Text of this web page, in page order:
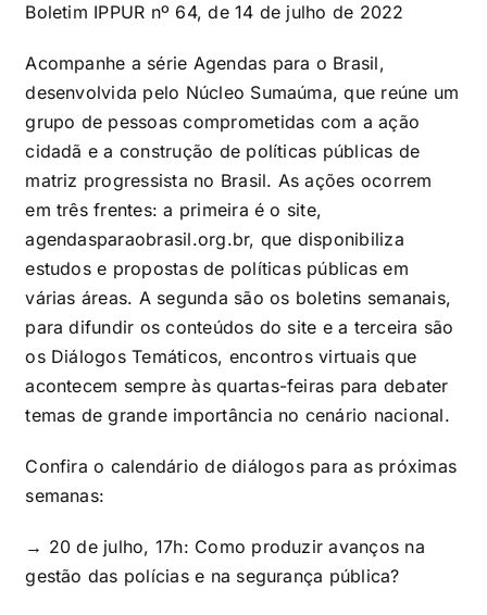
Boletim IPPUR nº 64, de 14 de julho de 2022
Acompanhe a série Agendas para o Brasil,
desenvolvida pelo Núcleo Sumaúma, que reúne um
grupo de pessoas comprometidas com a ação
cidadã e a construção de políticas públicas de
matriz progressista no Brasil. As ações ocorrem
em três frentes: a primeira é o site,
agendasparaobrasil.org.br, que disponibiliza
estudos e propostas de políticas públicas em
várias áreas. A segunda são os boletins semanais,
para difundir os conteúdos do site e a terceira são
os Diálogos Temáticos, encontros virtuais que
acontecem sempre às quartas-feiras para debater
temas de grande importância no cenário nacional.
Confira o calendário de diálogos para as próximas
semanas:
→ 20 de julho, 17h: Como produzir avanços na
gestão das polícias e na segurança pública?